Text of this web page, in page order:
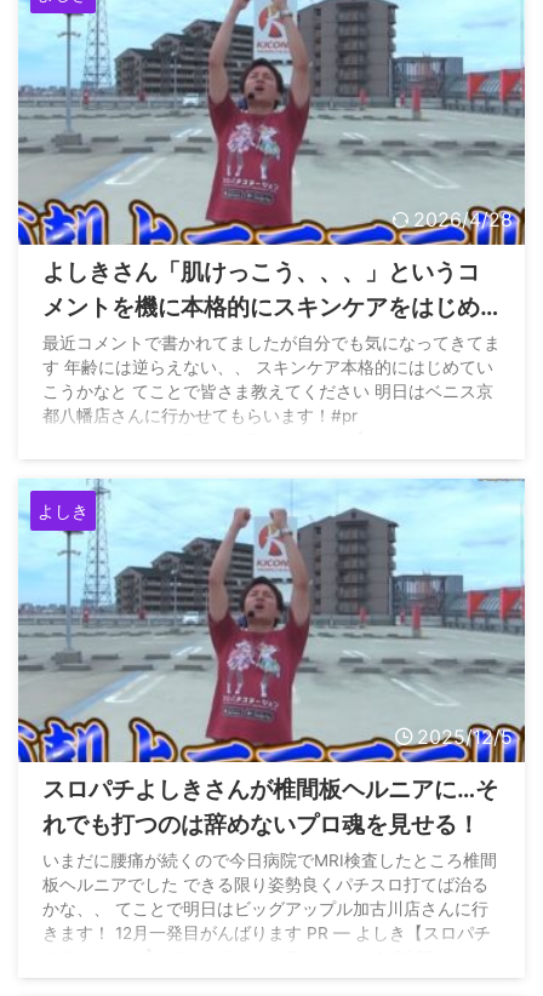
2026/4/28
よしきさん「肌けっこう、、、」というコ
メントを機に本格的にスキンケアをはじめ
る模様
最近コメントで書かれてましたが自分でも気になってきてま
す 年齢には逆らえない、、 スキンケア本格的にはじめてい
こうかなと てことで皆さま教えてください 明日はベニス京
都八幡店さんに行かせてもらいます！#pr
よしき
2025/12/5
スロパチよしきさんが椎間板ヘルニアに…そ
れでも打つのは辞めないプロ魂を見せる！
いまだに腰痛が続くので今日病院でMRI検査したところ椎間
板ヘルニアでした できる限り姿勢良くパチスロ打てば治る
かな、、 てことで明日はビッグアップル加古川店さんに行
きます！ 12月一発目がんばります PR — よしき【スロパチ